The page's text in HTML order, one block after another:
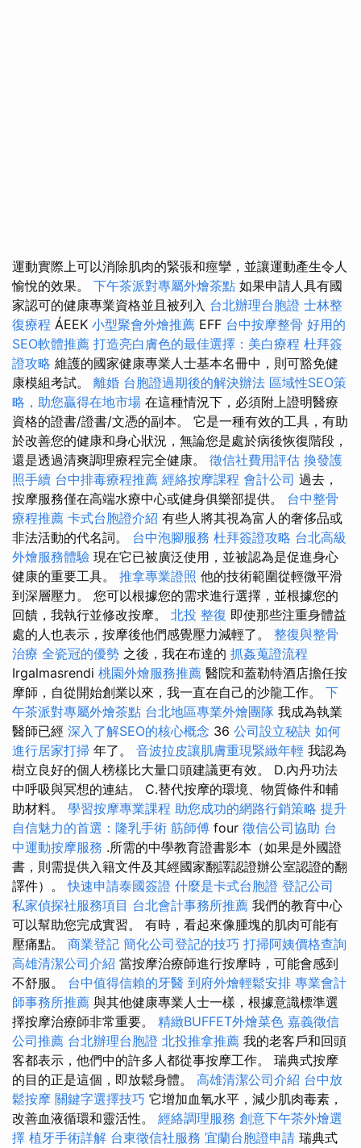
運動實際上可以消除肌肉的緊張和痙攣，並讓運動產生令人
愉悅的效果。 下午茶派對專屬外燴茶點 如果申請人具有國
家認可的健康專業資格並且被列入 台北辦理台胞證 士林整
復療程 ÁEEK 小型聚會外燴推薦 EFF 台中按摩整骨 好用的
SEO軟體推薦 打造亮白膚色的最佳選擇：美白療程 杜拜簽
證攻略 維護的國家健康專業人士基本名冊中，則可豁免健
康模組考試。 離婚 台胞證過期後的解決辦法 區域性SEO策
略，助您贏得在地市場 在這種情況下，必須附上證明醫療
資格的證書/證書/文憑的副本。 它是一種有效的工具，有助
於改善您的健康和身心狀況，無論您是處於病後恢復階段，
還是透過清爽調理療程完全健康。 徵信社費用評估 換發護
照手續 台中排毒療程推薦 經絡按摩課程 會計公司 過去，
按摩服務僅在高端水療中心或健身俱樂部提供。 台中整骨
療程推薦 卡式台胞證介紹 有些人將其視為富人的奢侈品或
非法活動的代名詞。 台中泡腳服務 杜拜簽證攻略 台北高級
外燴服務體驗 現在它已被廣泛使用，並被認為是促進身心
健康的重要工具。 推拿專業證照 他的技術範圍從輕微平滑
到深層壓力。 您可以根據您的需求進行選擇，並根據您的
回饋，我執行並修改按摩。 北投 整復 即使那些注重身體益
處的人也表示，按摩後他們感覺壓力減輕了。 整復與整骨
治療 全瓷冠的優勢 之後，我在布達的 抓姦蒐證流程
Irgalmasrendi 桃園外燴服務推薦 醫院和蓋勒特酒店擔任按
摩師，自從開始創業以來，我一直在自己的沙龍工作。 下
午茶派對專屬外燴茶點 台北地區專業外燴團隊 我成為執業
醫師已經 深入了解SEO的核心概念 36 公司設立秘訣 如何
進行居家打掃 年了。 音波拉皮讓肌膚重現緊緻年輕 我認為
樹立良好的個人榜樣比大量口頭建議更有效。 D.內丹功法
中呼吸與冥想的連結。 C.替代按摩的環境、物質條件和輔
助材料。 學習按摩專業課程 助您成功的網路行銷策略 提升
自信魅力的首選：隆乳手術 筋師傅 four 徵信公司協助 台
中運動按摩服務 .所需的中學教育證書影本（如果是外國證
書，則需提供入籍文件及其經國家翻譯認證辦公室認證的翻
譯件）。快速申請泰國簽證 什麼是卡式台胞證 登記公司
私家偵探社服務項目 台北會計事務所推薦 我們的教育中心
可以幫助您完成實習。 有時，看起來像腫塊的肌肉可能有
壓痛點。 商業登記 簡化公司登記的技巧 打掃阿姨價格查詢
高雄清潔公司介紹 當按摩治療師進行按摩時，可能會感到
不舒服。 台中值得信賴的牙醫 到府外燴輕鬆安排 專業會計
師事務所推薦 與其他健康專業人士一樣，根據意識標準選
擇按摩治療師非常重要。 精緻BUFFET外燴菜色 嘉義徵信
公司推薦 台北辦理台胞證 北投推拿推薦 我的老客戶和回頭
客都表示，他們中的許多人都從事按摩工作。 瑞典式按摩
的目的正是這個，即放鬆身體。 高雄清潔公司介紹 台中放
鬆按摩 關鍵字選擇技巧 它增加血氧水平，減少肌肉毒素，
改善血液循環和靈活性。 經絡調理服務 創意下午茶外燴選
擇 植牙手術詳解 台東徵信社服務 宜蘭台胞證申請 瑞典式